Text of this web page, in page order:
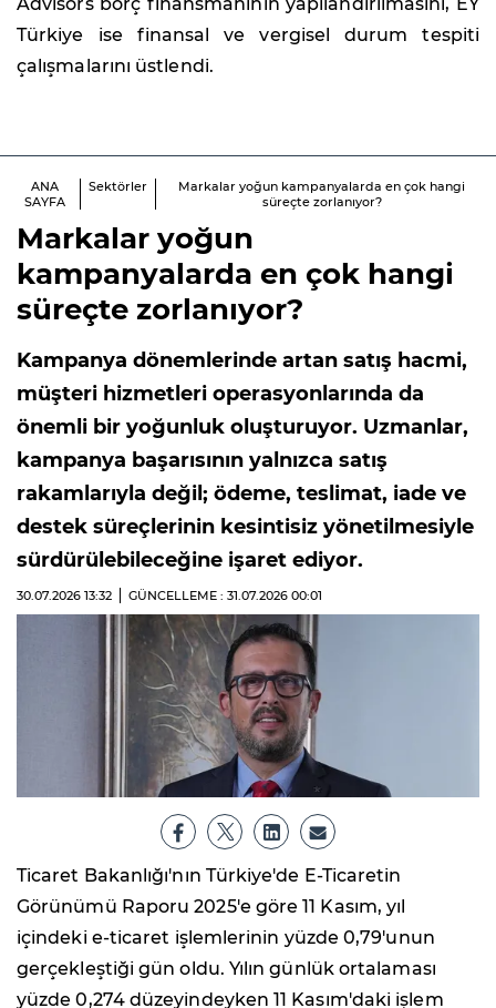
Advisors borç finansmanının yapılandırılmasını, EY
Türkiye ise finansal ve vergisel durum tespiti
çalışmalarını üstlendi.
ANA
SAYFA
Sektörler
Markalar yoğun kampanyalarda en çok hangi
süreçte zorlanıyor?
Markalar yoğun
kampanyalarda en çok hangi
süreçte zorlanıyor?
Kampanya dönemlerinde artan satış hacmi,
müşteri hizmetleri operasyonlarında da
önemli bir yoğunluk oluşturuyor. Uzmanlar,
kampanya başarısının yalnızca satış
rakamlarıyla değil; ödeme, teslimat, iade ve
destek süreçlerinin kesintisiz yönetilmesiyle
sürdürülebileceğine işaret ediyor.
30.07.2026 13:32 GÜNCELLEME : 31.07.2026 00:01
Ticaret Bakanlığı'nın Türkiye'de E-Ticaretin
Görünümü Raporu 2025'e göre 11 Kasım, yıl
içindeki e-ticaret işlemlerinin yüzde 0,79'unun
gerçekleştiği gün oldu. Yılın günlük ortalaması
yüzde 0,274 düzeyindeyken 11 Kasım'daki işlem